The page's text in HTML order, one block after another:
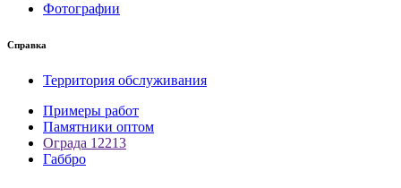
Фотографии
Справка
Территория обслуживания
Примеры работ
Памятники оптом
Ограда 12213
Габбро